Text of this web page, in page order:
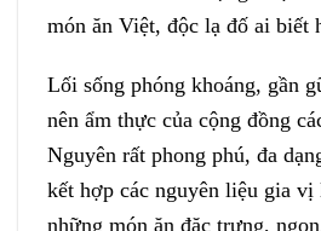
Lối sống phóng khoáng, gần
nên ẩm thực của cộng đồng
Nguyên rất phong phú, đa
kết hợp các nguyên liệu gia
những món ăn đặc trưng,